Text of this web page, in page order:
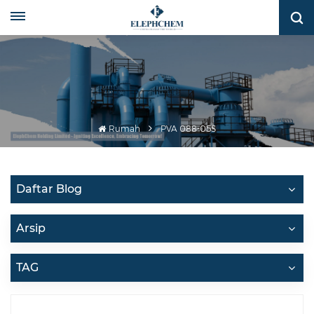
Rumah PVA 088-05S
Daftar Blog
Arsip
TAG